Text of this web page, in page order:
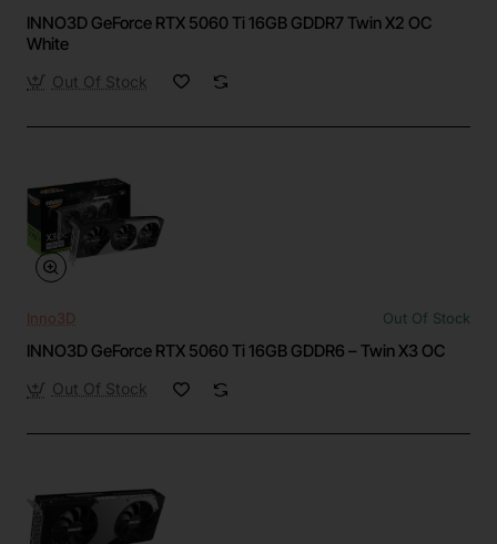
INNO3D GeForce RTX 5060 Ti 16GB GDDR7 Twin X2 OC
White
Out Of Stock
Inno3D Out Of Stock
INNO3D GeForce RTX 5060 Ti 16GB GDDR6 – Twin X3 OC
Out Of Stock